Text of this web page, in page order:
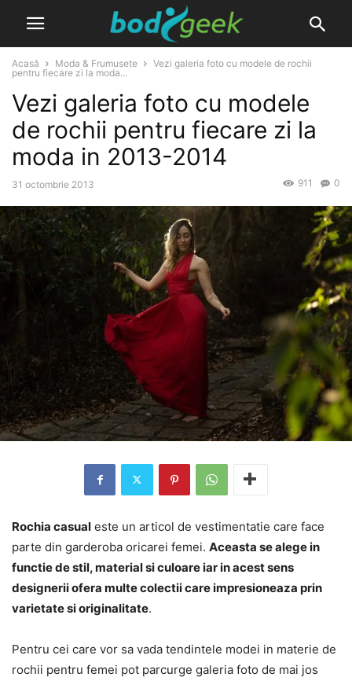
Acasă Moda & Frumusete
Vezi galeria foto cu modele de rochii
pentru fiecare zi la moda...
Vezi galeria foto cu modele
de rochii pentru fiecare zi la
moda in 2013-2014
31 octombrie 2013 0
911
Rochia casual este un articol de vestimentatie care face
parte din garderoba oricarei femei. Aceasta se alege in
functie de stil, material si culoare iar in acest sens
designerii ofera multe colectii care impresioneaza prin
varietate si originalitate.
Pentru cei care vor sa vada tendintele modei in materie de
rochii pentru femei pot parcurge galeria foto de mai jos